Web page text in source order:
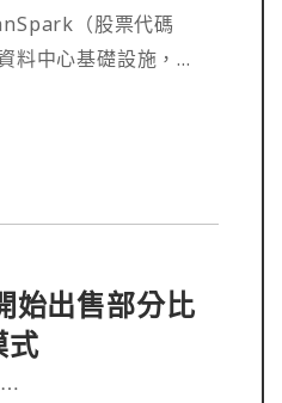
（股票代碼
料中心基礎設施，推
司表示，這項策略
現金流潛力，並提
始出售部分比
式
⋯